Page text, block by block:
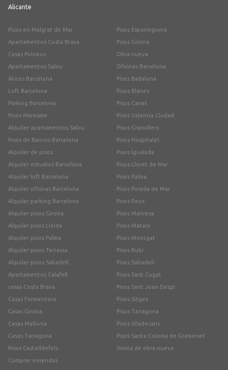
Alicante
Pisos en Malgrat de Mar
Apartamentos Costa Brava
Casas Pirineos
Apartamentos Salou
Áticos Barcelona
Loft Barcelona
Parking Barcelona
Pisos Maresme
Alquiler apartamentos Salou
Pisos de Bancos Barcelona
Alquiler de pisos
Alquiler estudios Barcelona
Alquiler loft Barcelona
Alquiler oficinas Barcelona
Alquiler parking Barcelona
Alquiler pisos Girona
Alquiler pisos Lleida
Alquiler pisos Palma
Alquiler pisos Terrassa
Alquiler pisos Sabadell
Apartamentos Calafell
casas Costa Brava
Casas Formentera
Casas Girona
Casas Mallorca
Casas Tarragona
Pisos Castelldefels
Comprar viviendas
Pisos Esparreguera
Pisos Girona
Obra nueva
Oficinas Barcelona
Pisos Badalona
Pisos Blanes
Pisos Canet
Pisos Valencia Ciudad
Pisos Granollers
Pisos Hospitalet
Pisos Igualada
Pisos Lloret de Mar
Pisos Palma
Pisos Pineda de Mar
Pisos Reus
Pisos Manresa
Pisos Mataró
Pisos Montgat
Pisos Rubí
Pisos Sabadell
Pisos Sant Cugat
Pisos Sant Joan Despí
Pisos Sitges
Pisos Tarragona
Pisos Viladecans
Pisos Santa Coloma de Gramenet
Venta de obra nueva